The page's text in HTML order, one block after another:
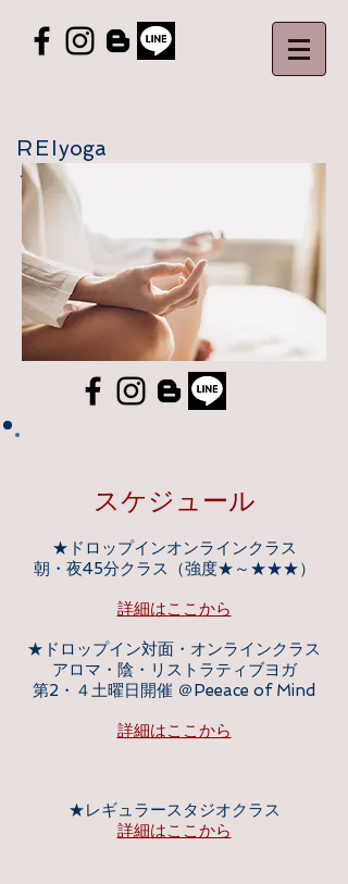
REIyoga
～体と心を整えるヨガ～
スケジュール
★ドロップインオンラインクラス
朝・夜45分クラス（強度★～★★★）
詳細はここから
★ドロップイン対面・オンラインクラス
アロマ・陰・リストラティブヨガ
​第2・４土曜日開催 ＠Peeace of Mind
詳細はここから
★レギュラースタジオクラス
​詳細はここから